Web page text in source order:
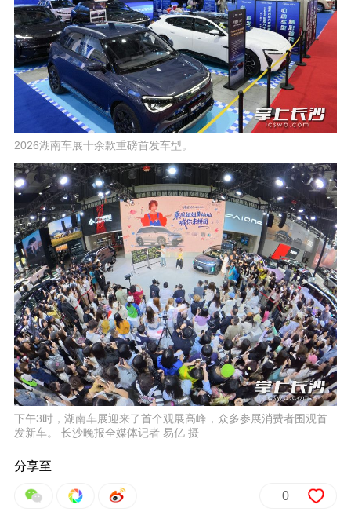
2026湖南车展十余款重磅首发车型。
下午3时，湖南车展迎来了首个观展高峰，众多参展消费者围观首
发新车。 长沙晚报全媒体记者 易亿 摄
分享至
0